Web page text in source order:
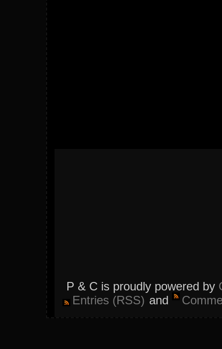
P & C is proudly powered by
Entries (RSS) and